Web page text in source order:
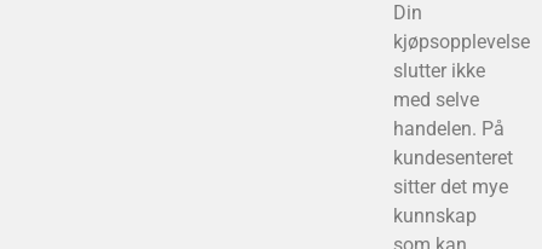
Din
kjøpsopplevelse
slutter ikke
med selve
handelen. På
kundesenteret
sitter det mye
kunnskap